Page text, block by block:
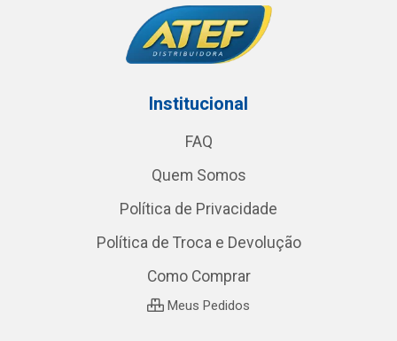
Institucional
FAQ
Quem Somos
Política de Privacidade
Política de Troca e Devolução
Como Comprar
Meus Pedidos